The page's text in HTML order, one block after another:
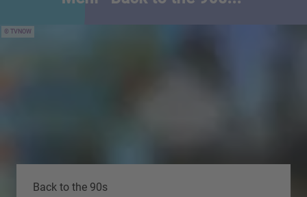
TVNOW
Back to the 90s